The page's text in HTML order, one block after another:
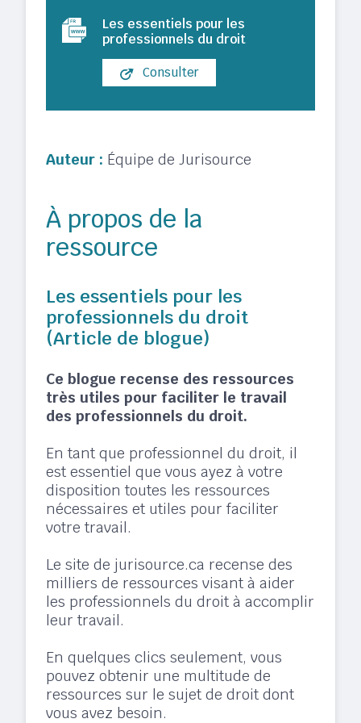
Auteur : Équipe de Jurisource
À propos de la
ressource
Les essentiels pour les
professionnels du droit
(Article de blogue)
Ce blogue recense des ressources
très utiles pour faciliter le travail
des professionnels du droit.
En tant que professionnel du droit, il
est essentiel que vous ayez à votre
disposition toutes les ressources
nécessaires et utiles pour faciliter
votre travail.
Le site de jurisource.ca recense des
milliers de ressources visant à aider
les professionnels du droit à accomplir
leur travail.
En quelques clics seulement, vous
pouvez obtenir une multitude de
ressources sur le sujet de droit dont
vous avez besoin.
Les essentiels pour les
professionnels du droit
Consulter